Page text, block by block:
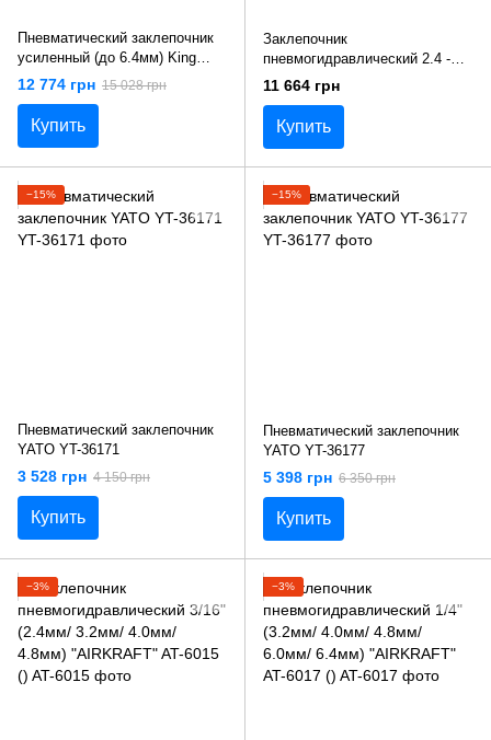
Пневматический заклепочник
усиленный (до 6.4мм) King
Tony 33J12-100
12 774 грн 15 028 грн
Купить
Заклепочник
пневмогидравлический 2.4 -
5.0 мм Toptul KARA0205
11 664 грн
Купить
−15%
Пневматический заклепочник
YATO YT-36171
3 528 грн 4 150 грн
Купить
−15%
Пневматический заклепочник
YATO YT-36177
5 398 грн 6 350 грн
Купить
−3% −3%